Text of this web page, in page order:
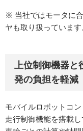
※ 当社ではモータに
ヤも取り扱っています
上位制御機器
発の負担を軽減
モバイルロボットコ
走行制御機能を搭載し